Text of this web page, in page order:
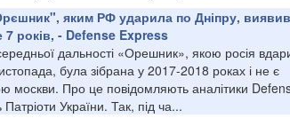
яким РФ ударила по Дніпру,
років, - Defense Express
дальності «Орешник», якою росія
була зібрана у 2017-2018 роках і не є
москви. Про це повідомляють аналітики
України. Так, під ча...